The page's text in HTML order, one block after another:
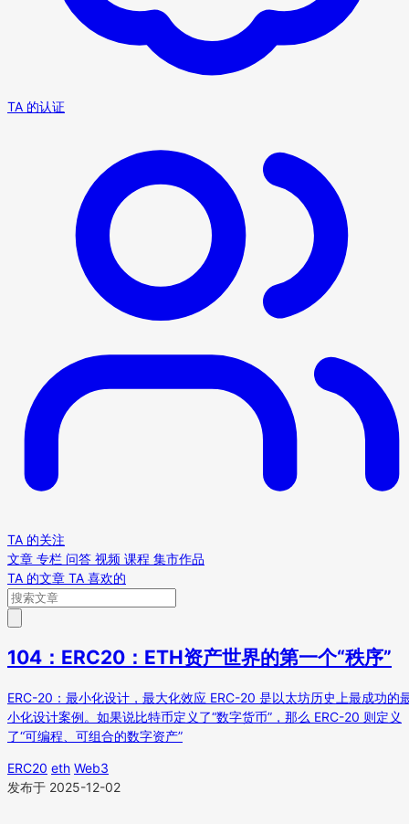
TA 的认证
TA 的关注
文章 专栏 问答 视频 课程 集市作品
TA 的文章 TA 喜欢的
104：ERC20：ETH资产世界的第一个“秩序”
ERC-20：最小化设计，最大化效应 ERC-20 是以太坊历史上最成功的
小化设计案例。如果说比特币定义了“数字货币”，那么 ERC-20 则定义
了“可编程、可组合的数字资产”
ERC20 eth Web3
发布于 2025-12-02